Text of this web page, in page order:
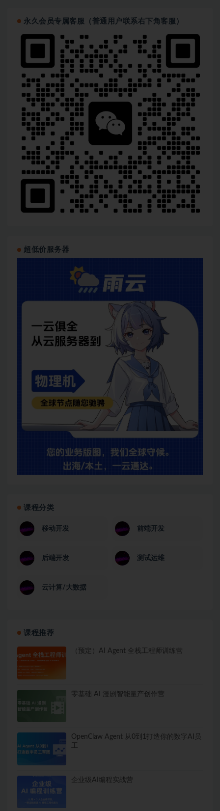
永久会员专属客服（普通用户联系右下角客服）
超低价服务器
课程分类
移动开发 前端开发
后端开发 测试运维
云计算/大数据
课程推荐
（预定）AI Agent 全栈工程师训练营
零基础 AI 漫剧智能量产创作营
OpenClaw Agent 从0到1打造你的数字AI员
工
企业级AI编程实战营